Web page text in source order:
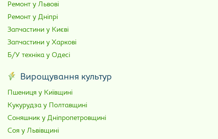
Ремонт у Львові
Ремонт у Дніпрі
Запчастини у Києві
Запчастини у Харкові
Б/У техніка у Одесі
Вирощування культур
Пшениця у Київщині
Кукурудза у Полтавщині
Соняшник у Дніпропетровщині
Соя у Львівщині